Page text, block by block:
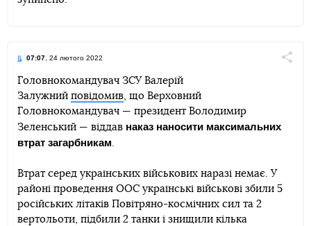
07:07, 24 лютого 2022
TelegramFacebookTwitter
Головнокомандувач ЗСУ Валерій
Залужний повідомив, що Верховний
Головнокомандувач — президент Володимир
Зеленський — віддав наказ наносити максимальних
втрат загарбникам.
Втрат серед українських військових наразі немає. У
районі проведення ООС українські військові збили 5
російських літаків Повітряно-космічних сил та 2
вертольоти, підбили 2 танки і знищили кілька